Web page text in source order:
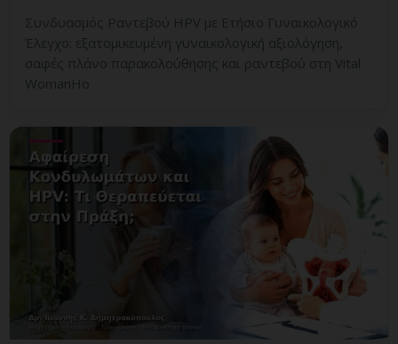
Συνδυασμός Ραντεβού HPV με Ετήσιο Γυναικολογικό
Έλεγχο: εξατομικευμένη γυναικολογική αξιολόγηση,
σαφές πλάνο παρακολούθησης και ραντεβού στη Vital
WomanHo